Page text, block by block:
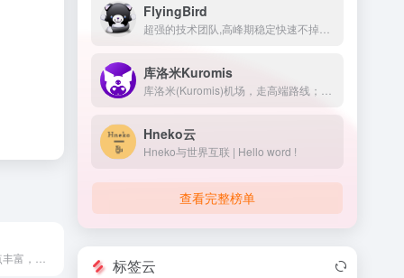
FlyingBird
库洛米Kuromis
Hneko云
Hneko与世界互联 | Hello word !
查看完整榜单
标签云